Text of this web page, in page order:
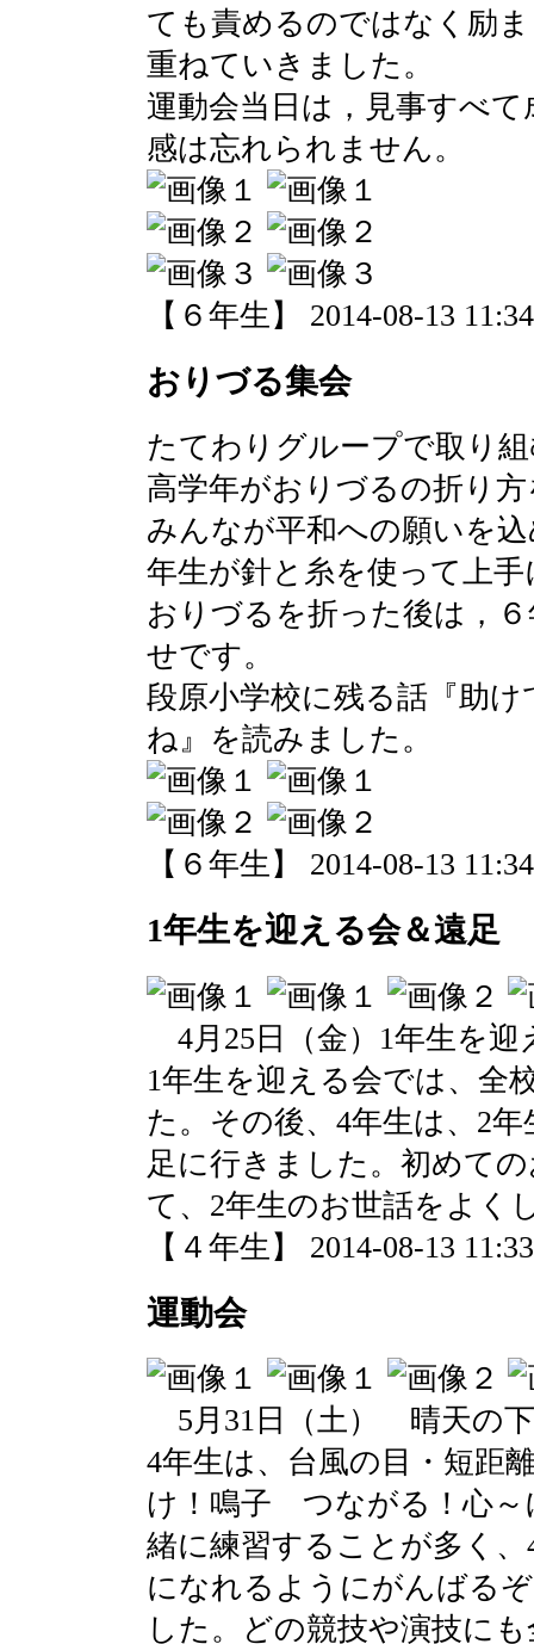
ても責めるのではなく励
重ねていきました。
運動会当日は，見事すべ
感は忘れられません。
【６年生】 2014-08-13
おりづる集会
たてわりグループで取り
高学年がおりづるの折り
みんなが平和への願いを
年生が針と糸を使って上
おりづるを折った後は，
せです。
段原小学校に残る話『助
ね』を読みました。
【６年生】 2014-08-13
1年生を迎える会＆遠足
4月25日（金）1年生を
1年生を迎える会では、全
た。その後、4年生は、2
足に行きました。初めて
て、2年生のお世話をよく
【４年生】 2014-08-13
運動会
5月31日（土） 晴天の
4年生は、台風の目・短距
け！鳴子 つながる！心～
緒に練習することが多く
になれるようにがんばる
した。どの競技や演技に